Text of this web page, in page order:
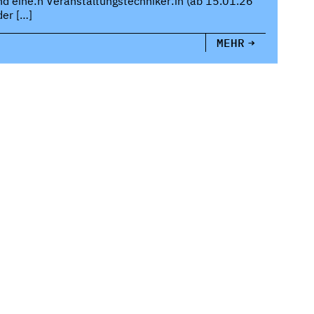
[…]
MEHR